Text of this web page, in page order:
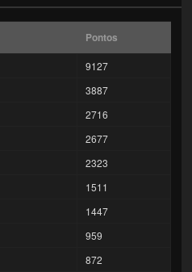
Pontos
9127
3887
2716
2677
2323
1511
1447
959
872